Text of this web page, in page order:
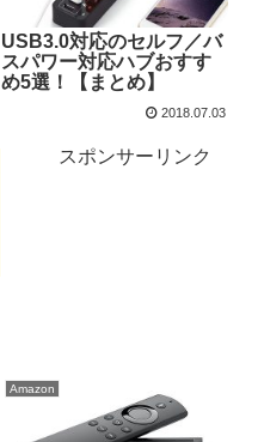
USB3.0対応のセルフ／バ
スパワー対応ハブおすす
め5選！【まとめ】
2018.07.03
スポンサーリンク
Amazon